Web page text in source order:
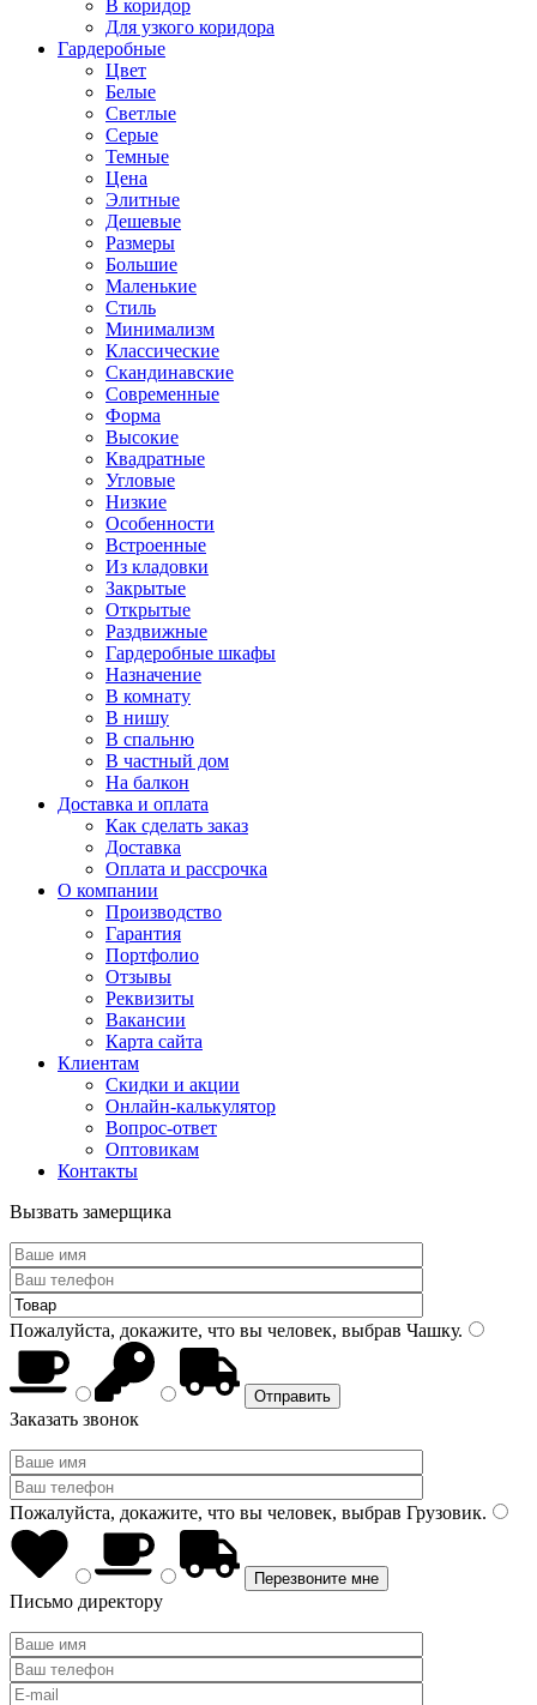
В коридор
Для узкого коридора
Гардеробные
Цвет
Белые
Светлые
Серые
Темные
Цена
Элитные
Дешевые
Размеры
Большие
Маленькие
Стиль
Минимализм
Классические
Скандинавские
Современные
Форма
Высокие
Квадратные
Угловые
Низкие
Особенности
Встроенные
Из кладовки
Закрытые
Открытые
Раздвижные
Гардеробные шкафы
Назначение
В комнату
В нишу
В спальню
В частный дом
На балкон
Доставка и оплата
Как сделать заказ
Доставка
Оплата и рассрочка
О компании
Производство
Гарантия
Портфолио
Отзывы
Реквизиты
Вакансии
Карта сайта
Клиентам
Скидки и акции
Онлайн-калькулятор
Вопрос-ответ
Оптовикам
Контакты
Вызвать замерщика
Пожалуйста, докажите, что вы человек, выбрав Чашку.
Заказать звонок
Пожалуйста, докажите, что вы человек, выбрав Грузовик.
Письмо директору